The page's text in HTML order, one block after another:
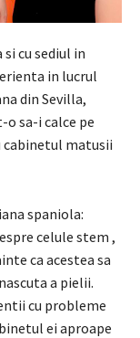
cu sediul in
in lucrul
din Sevilla,
o sa-i calce pe
cabinetul matusii
spaniola:
celule stem ,
ca acestea sa
a pielii.
cu probleme
ei aproape